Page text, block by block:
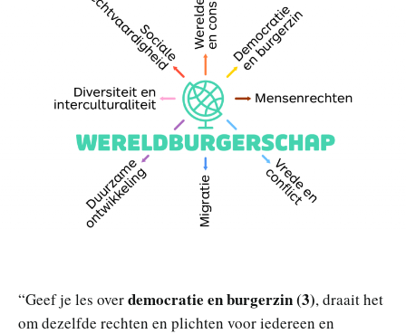
“Geef je les overdemocratie en burgerzin (3), draait het
om dezelfde rechten en plichten voor iedereen en